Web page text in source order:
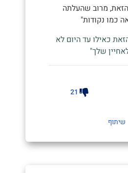
מרוב שהעלתה
כמו נקודות"
כאילו עד היום לא
שלך"
21
שיתוף